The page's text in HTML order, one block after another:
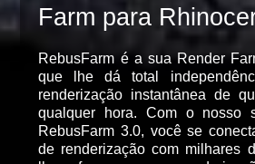
Farm para
RebusFarm é a sua Render
que lhe dá total
renderização instantânea de
qualquer hora. Com o nosso
RebusFarm 3.0, você se
de renderização com milhares